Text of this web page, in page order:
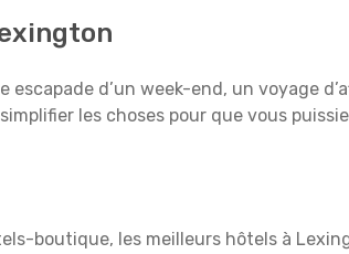
d’un week-end, un voyage
les choses pour que vous
boutique, les meilleurs hôtels à